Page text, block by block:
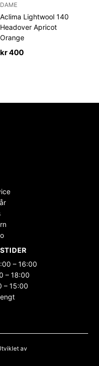
DAME
Aclima Lightwool 140
Headover Apricot
Orange
kr400
– 16:00
– 18:00
– 15:00
av